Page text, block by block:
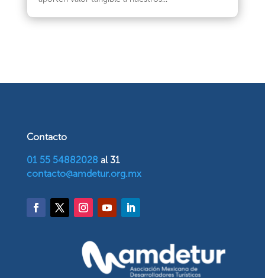
Contacto
01 55 54882028 al 31
contacto@amdetur.org.mx